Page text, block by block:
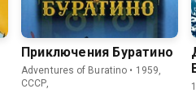
Приключения Буратино
Adventures of Buratino • 1959,
СССР,